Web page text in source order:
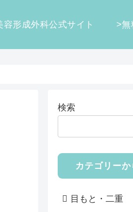
容形成外科公式サイト >無
検索
カテゴリー
目もと・二重